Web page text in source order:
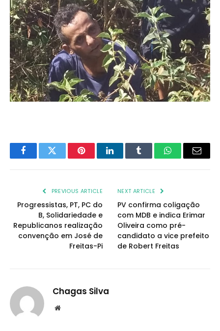
FacebookTwitter PinterestLinkedInTumblr WhatsAppEmail
PREVIOUS ARTICLE
Progressistas, PT, PC do
B, Solidariedade e
Republicanos realização
convenção em José de
Freitas-Pi
NEXT ARTICLE
PV confirma coligação
com MDB e indica Erimar
Oliveira como pré-
candidato a vice prefeito
de Robert Freitas
Chagas Silva
Website